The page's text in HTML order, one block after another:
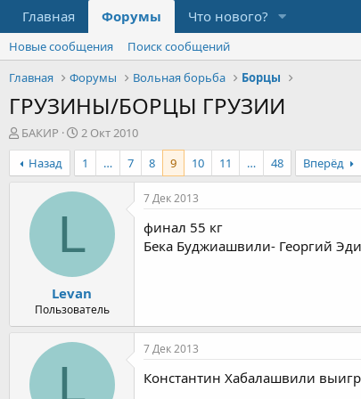
Главная Форумы Что нового?
Новые сообщения
Поиск сообщений
Главная
Форумы Вольная борьба Борцы
ГРУЗИНЫ/БОРЦЫ ГРУЗИИ
А
в
т
о
БАКИР
Д
а
т
а
н
а
а
2 Окт 2010
Назад
1 … 7 8 9 10 11 … 48 Вперёд
L
Levan
Пользователь
7 Дек 2013
финал 55 кг
Бека Буджиашвили- Георгий
L
7 Дек 2013
Константин Хабалашвили